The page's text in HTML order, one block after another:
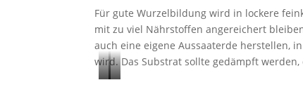
Für gute Wurzelbildung wird in lockere
mit zu viel Nährstoffen angereichert
auch eine eigene Aussaaterde herstellen,
wird. Das Substrat sollte gedämpft
F G